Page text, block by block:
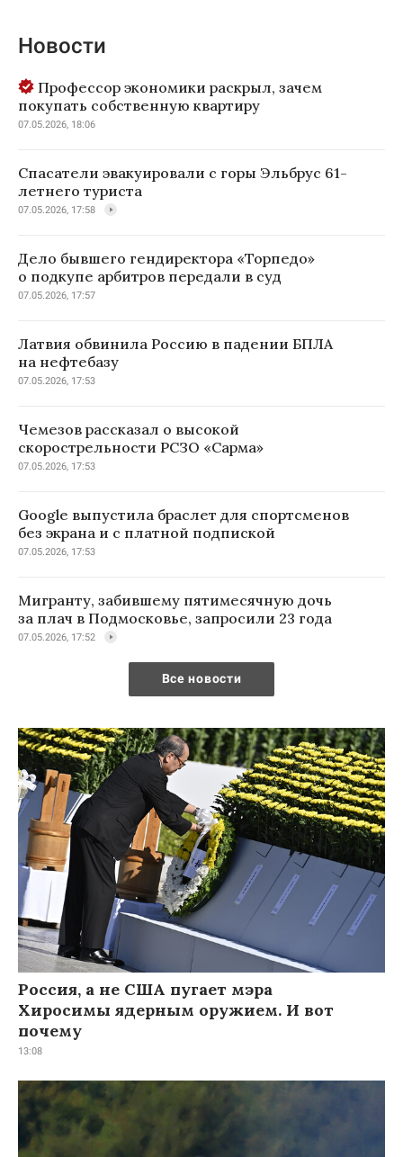
Новости
Профессор экономики раскрыл, зачем
покупать собственную квартиру
07.05.2026, 18:06
Спасатели эвакуировали с горы Эльбрус 61-
летнего туриста
07.05.2026, 17:58
Дело бывшего гендиректора «Торпедо»
о подкупе арбитров передали в суд
07.05.2026, 17:57
Латвия обвинила Россию в падении БПЛА
на нефтебазу
07.05.2026, 17:53
Чемезов рассказал о высокой
скорострельности РСЗО «Сарма»
07.05.2026, 17:53
Google выпустила браслет для спортсменов
без экрана и с платной подпиской
07.05.2026, 17:53
Мигранту, забившему пятимесячную дочь
за плач в Подмосковье, запросили 23 года
07.05.2026, 17:52
Все новости
Россия, а не США пугает мэра
Хиросимы ядерным оружием. И вот
почему
13:08